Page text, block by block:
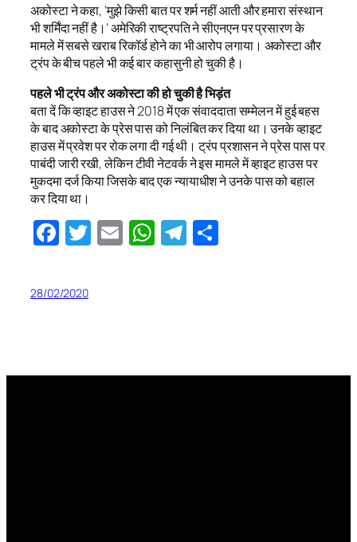
अकोस्टा ने कहा, ‘मुझे किसी बात पर शर्म नहीं आती और हमारा संस्थान
भी शर्मिंदा नहीं है।’ अमेरिकी राष्ट्रपति ने सीएनएन पर प्रसारण के
मामले में सबसे खराब रिकॉर्ड होने का भी आरोप लगाया। अकोस्टा और
ट्रंप के बीच पहले भी कई बार कहासुनी हो चुकी है।
पहले भी ट्रंप और अकोस्टा की हो चुकी है भिड़ंत
बता दें कि व्हाइट हाउस ने 2018 में एक संवाददाता सम्मेलन में हुई बहस
के बाद अकोस्टा के प्रेस पास को निलंबित कर दिया था। उनके व्हाइट
हाउस में प्रवेश पर रोक लगा दी गई थी। ट्रंप प्रशासन ने प्रेस पास पर
पाबंदी जारी रखी, लेकिन टीवी नेटवर्क ने इस मामले में व्हाइट हाउस पर
मुकदमा दर्ज किया जिसके बाद एक न्यायाधीश ने उनके पास को बहाल
कर दिया था।
Facebook
Twitter
EmailWhatsApp
Telegram
28/02/2020